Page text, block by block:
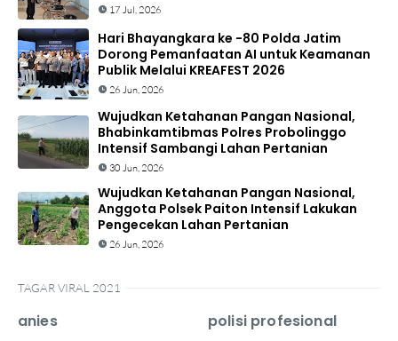
17 Jul, 2026
Hari Bhayangkara ke -80 Polda Jatim
Dorong Pemanfaatan AI untuk Keamanan
Publik Melalui KREAFEST 2026
26 Jun, 2026
Wujudkan Ketahanan Pangan Nasional,
Bhabinkamtibmas Polres Probolinggo
Intensif Sambangi Lahan Pertanian
30 Jun, 2026
Wujudkan Ketahanan Pangan Nasional,
Anggota Polsek Paiton Intensif Lakukan
Pengecekan Lahan Pertanian
26 Jun, 2026
TAGAR VIRAL 2021
anies
polisi profesional